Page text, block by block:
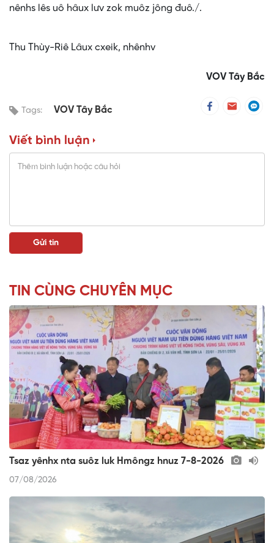
nênhs lês uô hâux lưv zok muôz jông đuô./.
Thu Thùy-Riê Lâux cxeik, nhênhv
VOV Tây Bắc
Tags: VOV Tây Bắc
Viết bình luận
TIN CÙNG CHUYÊN MỤC
Tsaz yênhx nta suôz luk Hmôngz hnuz 7-8-2026
07/08/2026